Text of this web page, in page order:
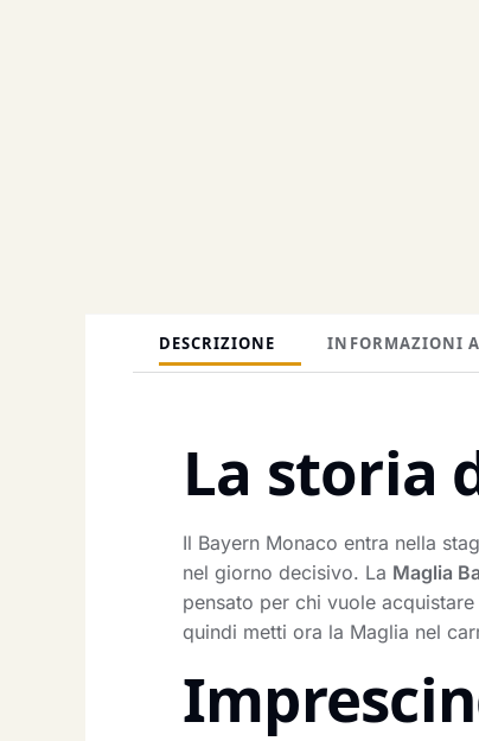
DESCRIZIONE INFORMAZIONI
La storia
Il Bayern Monaco entra nella
nel giorno decisivo. La Maglia
pensato per chi vuole
quindi metti ora la Maglia nel